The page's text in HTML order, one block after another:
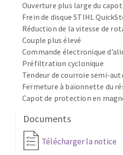
Scies à ruban
Perceuses
Perceuses magnétiques
Affuteurs de forets
Tourets
Ponceuses
Tours à métaux
Tables
OUTILS
Fraises scies
Rubans
Fraise HSS
Ouverture plus large du capot
Frein de disque STIHL
Réduction de la vitesse de
Couple plus élevé
Commande électronique
Préfiltration cyclonique
Tendeur de courroie semi-
Fermeture à baïonnette du
Capot de protection en
Documents
Télécharger la notice